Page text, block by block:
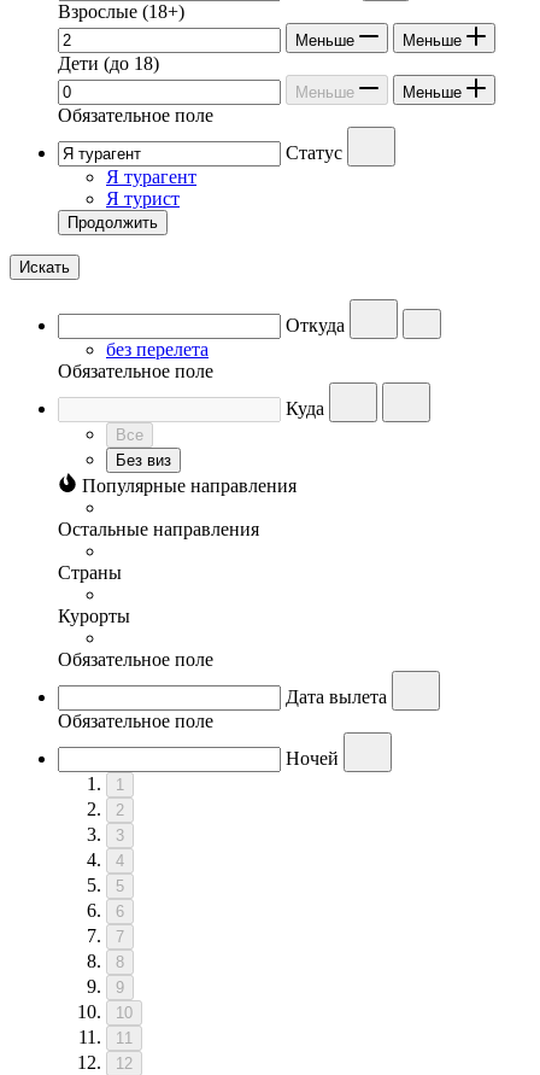
Взрослые (18+)
Меньше Меньше
Дети (до 18)
Меньше Меньше
Обязательное поле
Статус
Я турагент
Я турист
Продолжить
Искать
Откуда
без перелета
Обязательное поле
Куда
Все
Без виз
Популярные направления
Остальные направления
Страны
Курорты
Обязательное поле
Дата вылета
Обязательное поле
Ночей
1
2
3
4
5
6
7
8
9
10
11
12